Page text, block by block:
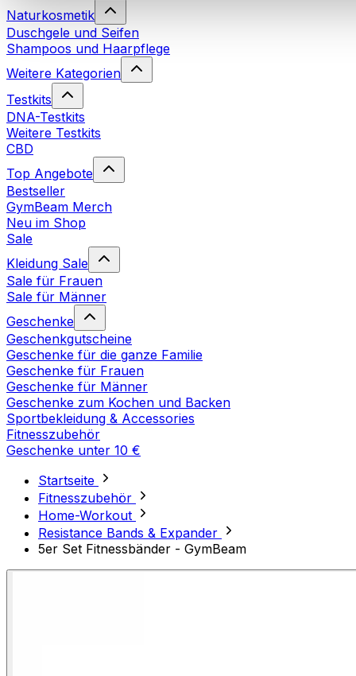
Naturkosmetik
Duschgele und Seifen
Shampoos und Haarpflege
Weitere Kategorien
Testkits
DNA-Testkits
Weitere Testkits
CBD
Top Angebote
Bestseller
GymBeam Merch
Neu im Shop
Sale
Kleidung Sale
Sale für Frauen
Sale für Männer
Geschenke
Geschenkgutscheine
Geschenke für die ganze Familie
Geschenke für Frauen
Geschenke für Männer
Geschenke zum Kochen und Backen
Sportbekleidung & Accessories
Fitnesszubehör
Geschenke unter 10 €
Startseite
Fitnesszubehör
Home-Workout
Resistance Bands & Expander
5er Set Fitnessbänder - GymBeam